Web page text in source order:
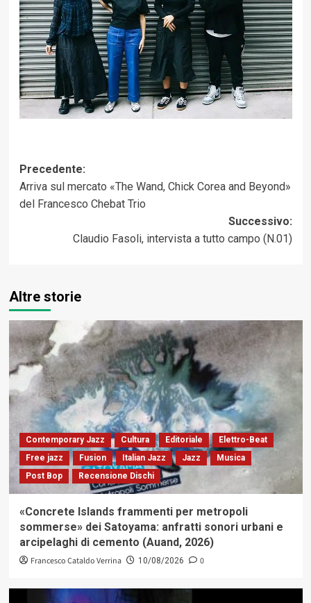
Navigazione
articolo
Precedente:
Arriva sul mercato «The Wand, Chick Corea and Beyond»
del Francesco Chebat Trio
Successivo:
Claudio Fasoli, intervista a tutto campo (N.01)
Altre storie
Contemporary Jazz Cultura Editoriale
Elettro-Beat
Free jazz
Fusion Italian Jazz Jazz
Musica
Post Bop
Recensione Dischi
«Concrete Islands frammenti per metropoli
sommerse» dei Satoyama: anfratti sonori urbani e
arcipelaghi di cemento (Auand, 2026)
Francesco Cataldo Verrina 10/08/2026 0